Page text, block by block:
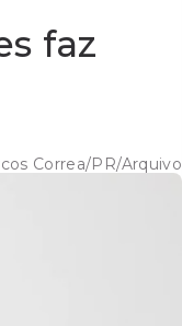
faz
Correa/PR/Arquivo